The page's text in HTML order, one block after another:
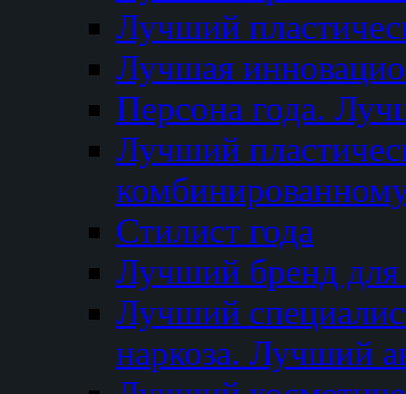
Лучший
Лучшая
Персона года.
Лучший
Стилист года
Лучший бренд
Лучший
наркоза. Лучший